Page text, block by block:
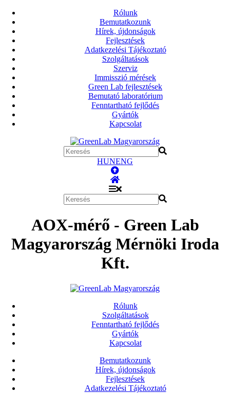
Rólunk
Bemutatkozunk
Hírek, újdonságok
Fejlesztések
Adatkezelési Tájékoztató
Szolgáltatások
Szerviz
Immisszió mérések
Green Lab fejlesztések
Bemutató laboratórium
Fenntartható fejlődés
Gyártók
Kapcsolat
HUNENG
AOX-mérő - Green Lab
Magyarország Mérnöki Iroda
Kft.
Rólunk
Szolgáltatások
Fenntartható fejlődés
Gyártók
Kapcsolat
Bemutatkozunk
Hírek, újdonságok
Fejlesztések
Adatkezelési Tájékoztató